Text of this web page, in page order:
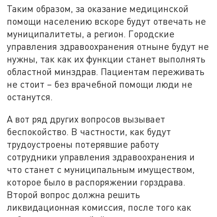
Таким образом, за оказание медицинской
помощи населению вскоре будут отвечать не
муниципалитеты, а регион. Городские
управления здравоохранения отныне будут не
нужны, так как их функции станет выполнять
областной минздрав. Пациентам переживать
не стоит – без врачебной помощи люди не
останутся.
А вот ряд других вопросов вызывает
беспокойство. В частности, как будут
трудоустроены потерявшие работу
сотрудники управления здравоохранения и
что станет с муниципальным имуществом,
которое было в распоряжении горздрава.
Второй вопрос должна решить
ликвидационная комиссия, после того как